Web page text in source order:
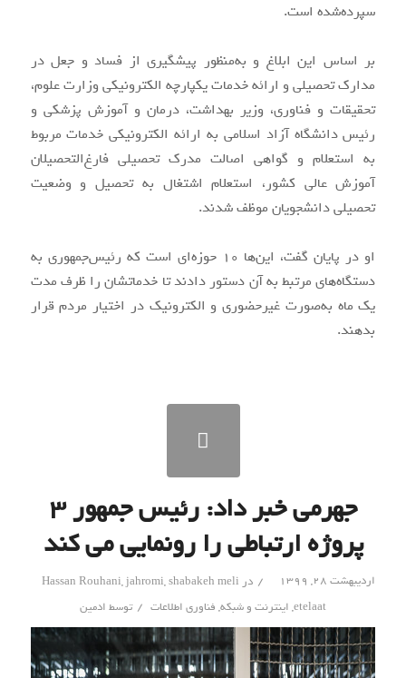
سپرده‌شده است.
بر اساس این ابلاغ و به‌منظور پیشگیری از فساد و جعل در
مدارک تحصیلی و ارائه خدمات یکپارچه الکترونیکی وزارت علوم،
تحقیقات و فناوری، وزیر بهداشت، درمان و آموزش پزشکی و
رئیس دانشگاه آزاد اسلامی به ارائه الکترونیکی خدمات مربوط
به استعلام و گواهی اصالت مدرک تحصیلی فارغ‌التحصیلان
آموزش عالی کشور، استعلام اشتغال به تحصیل و وضعیت
تحصیلی دانشجویان موظف شدند.
او در پایان گفت، این‌ها ۱۰ حوزه‌ای است که رئیس‌جمهوری به
دستگاه‌های مرتبط به آن دستور دادند تا خدماتشان را ظرف مدت
یک ماه به‌صورت غیرحضوری و الکترونیک در اختیار مردم قرار
بدهند.
جهرمی خبر داد: رئیس جمهور ۳
پروژه ارتباطی را رونمایی می کند
اردیبهشت ۲۸, ۱۳۹۹ / در Hassan Rouhani,jahromi,shabakeh meli
etelaat
, اینترنت و شبکه, فناوری اطلاعات / توسط ادمین